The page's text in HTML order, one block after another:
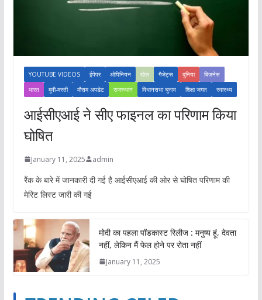
YOUTUBE VIDEOS ईपेपर ओपिनियन खेल गैजेट्स दुनिया
बिज़नेस
भारत
मूवी-मस्ती मौसम अपडेट राजस्थान विधानसभा चुनाव शिक्षा जगत स्वास्थ्य
आईसीएआई ने सीए फाइनल का परिणाम किया
घोषित
January 11, 2025 admin
रैंक के बारे में जानकारी दी गई है आईसीएआई की ओर से घोषित परिणाम की
मेरिट लिस्ट जारी की गई
मोदी का पहला पॉडकास्ट रिलीज : मनुष्य हूं, देवता
नहीं, लेकिन मैं फेल होने पर रोता नहीं
January 11, 2025